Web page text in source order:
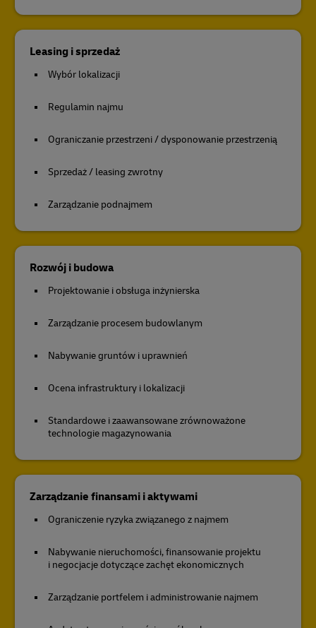
Leasing i sprzedaż
Wybór lokalizacji
Regulamin najmu
Ograniczanie przestrzeni / dysponowanie przestrzenią
Sprzedaż / leasing zwrotny
Zarządzanie podnajmem
Rozwój i budowa
Projektowanie i obsługa inżynierska​
Zarządzanie procesem budowlanym
Nabywanie gruntów i uprawnień​
Ocena infrastruktury i lokalizacji
Standardowe i zaawansowane zrównoważone
technologie magazynowania
Zarządzanie finansami i aktywami
Ograniczenie ryzyka związanego z najmem
Nabywanie nieruchomości, finansowanie projektu
i negocjacje dotyczące zachęt ekonomicznych
Zarządzanie portfelem i administrowanie najmem